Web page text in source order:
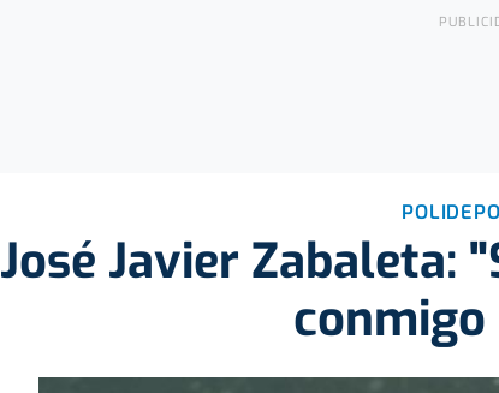
José Javier Zabaleta: